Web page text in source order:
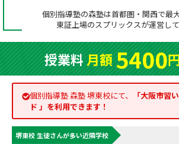
成績アップをかなえる！森塾メソッド
森塾の授業料について
子と親のお悩み別！なぜ？どうして？
数字でなるほど！森塾
動画でわかる！森塾
塾の選び方
入塾までの流れ
無料体験授業について
森塾のお得なキャンペーン・割引制度
お電話はこちら
0120-602-
授業料等お問合わせは
校舎一覧
個別指導塾の森塾は首都圏・関西で最
東証上場のスプリックスが運営して
授業料月額5400
個別指導塾 森塾 堺東校にて、 「大阪市習
ド 」を利用できます！
堺東校 生徒さんが多い近隣学校